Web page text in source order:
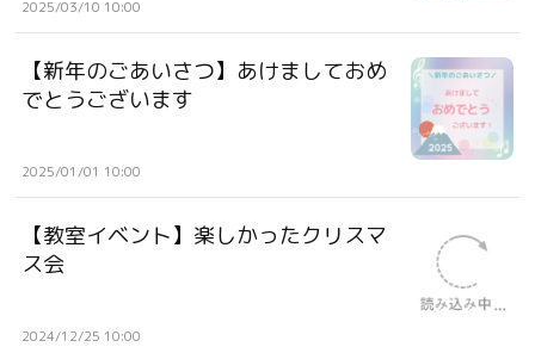
2025/03/10 10:00
【新年のごあいさつ】あけましておめ
でとうございます
2025/01/01 10:00
【教室イベント】楽しかったクリスマ
ス会
2024/12/25 10:00